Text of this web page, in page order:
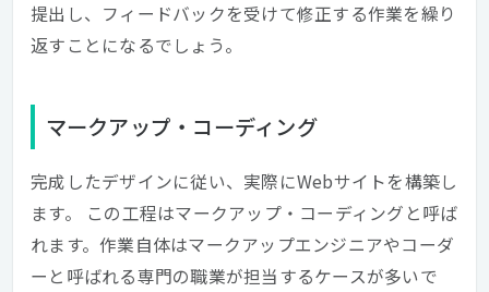
提出し、フィードバックを受けて修正する作業を繰り
返すことになるでしょう。
マークアップ・コーディング
完成したデザインに従い、実際にWebサイトを構築し
ます。 この工程はマークアップ・コーディングと呼ば
れます。作業自体はマークアップエンジニアやコーダ
ーと呼ばれる専門の職業が担当するケースが多いで